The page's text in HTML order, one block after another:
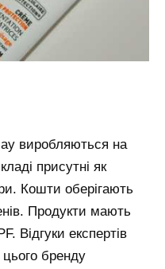
виробляються на
присутні як
Кошти оберігають
Продукти мають
Відгуки експертів
бренду